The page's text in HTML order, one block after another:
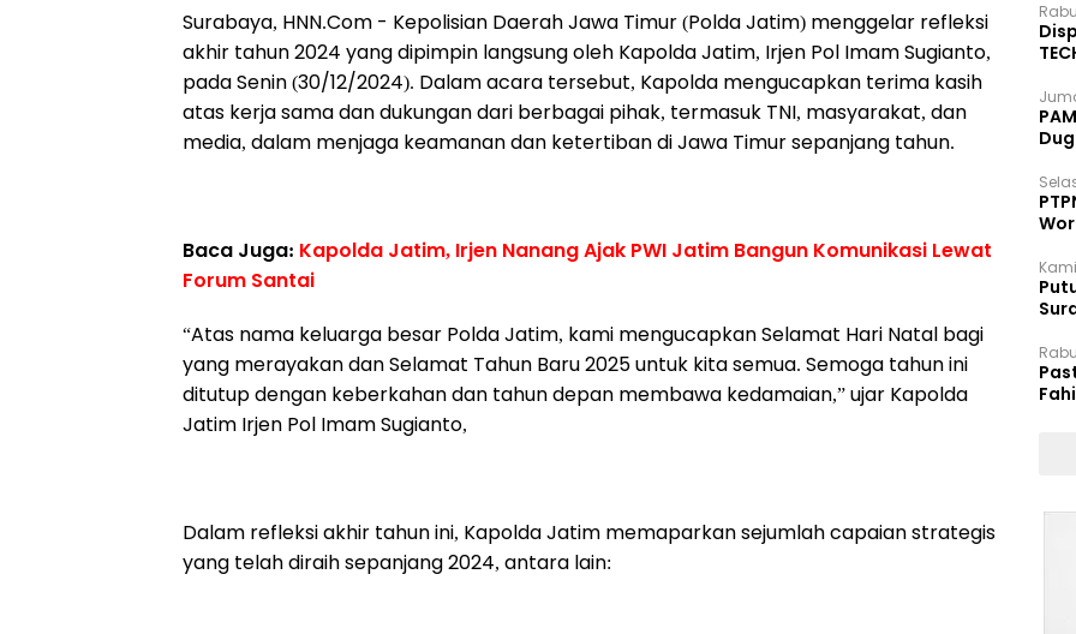
Surabaya, HNN.Com - Kepolisian Daerah Jawa Timur (Polda Jatim) menggelar refleksi
akhir tahun 2024 yang dipimpin langsung oleh Kapolda Jatim, Irjen Pol Imam Sugianto,
pada Senin (30/12/2024). Dalam acara tersebut, Kapolda mengucapkan terima kasih
atas kerja sama dan dukungan dari berbagai pihak, termasuk TNI, masyarakat, dan
media, dalam menjaga keamanan dan ketertiban di Jawa Timur sepanjang tahun.
Baca Juga: Kapolda Jatim, Irjen Nanang Ajak PWI Jatim Bangun Komunikasi Lewat
Forum Santai
“Atas nama keluarga besar Polda Jatim, kami mengucapkan Selamat Hari Natal bagi
yang merayakan dan Selamat Tahun Baru 2025 untuk kita semua. Semoga tahun ini
ditutup dengan keberkahan dan tahun depan membawa kedamaian,” ujar Kapolda
Jatim Irjen Pol Imam Sugianto,
Dalam refleksi akhir tahun ini, Kapolda Jatim memaparkan sejumlah capaian strategis
yang telah diraih sepanjang 2024, antara lain: